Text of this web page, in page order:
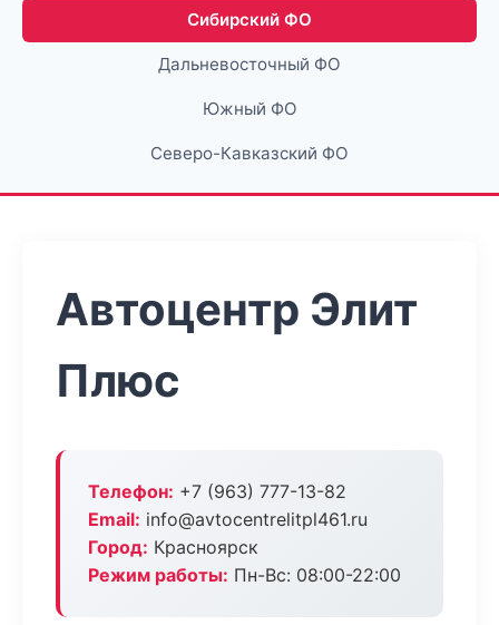
Сибирский ФО
Дальневосточный ФО
Южный ФО
Северо-Кавказский ФО
Автоцентр Элит
Плюс
Телефон: +7 (963) 777-13-82
Email: info@avtocentrelitpl461.ru
Город: Красноярск
Режим работы: Пн-Вс: 08:00-22:00